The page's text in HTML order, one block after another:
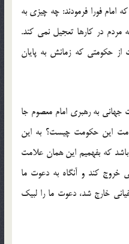
امام فورا فرمودند: چه چیزی به
مردم در کارها تعجیل نمی کند.
از حکومتی که زمانش به پایان
به رهبری امام معصوم جا
این حکومت چیست؟ به این
که بفهمیم این همان علامت
خروج کند و آنگاه به دعوت ما
خارج شد، دعوت ما را لبیک